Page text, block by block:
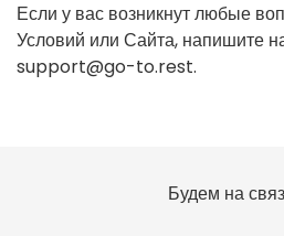
Если у вас возникнут любые
Условий или Сайта, напишите
support@go-to.rest.
Будем на